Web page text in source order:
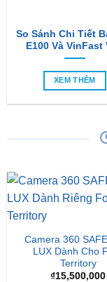
So Sánh Chi Tiết
E100 Và VinFast
XEM THÊM
Camera 360
LUX Dành Cho
Territory
₫15,500,000